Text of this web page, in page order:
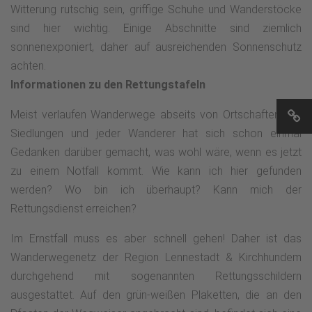
Talabschnitt.Nach rund 170 Metern entlang der K19, die man
talwärts linker Hand läuft, wird die Straße überquert. Ein
befestigter Weg führt dann bergan zum nächsten Hang. Bald
flacht der Weg ab und die Markierung „Z“ leitet weiter bis
nach Varste. Dort folgt man der weißen Raute auf der
Straße „Zur Kophelle“ bis zum Wanderparkplatz
Wegescheid. Ab hier übernimmt ein Zuweg des
Rothaarsteigs (RHS) die Wegführung.Nach Überqueren einer
Kuppe beginnt ein steiler Abstieg auf schmalem Naturpfad
nach Wirme. An der Kirche quert man die L728 und steigt auf
einer Anliegerstraße steil zum Waldrand. Dort setzt sich die
Der 7-Schmerzen-Weg zweigt unterwegs ab und bietet als
Naturpfad eine ruhigere Alternative zur Straße.Nach
Besichtigung der barocken Kirche folgt man dem RHS-
Zuweg weiter bergan. Von der Anhöhe bietet sich ein
Witterung rutschig sein, griffige Schuhe und Wanderstöcke
sind hier wichtig. Einige Abschnitte sind ziemlich
sonnenexponiert, daher auf ausreichenden Sonnenschutz
achten.
Informationen zu den Rettungstafeln
Meist verlaufen Wanderwege abseits von Ortschaften und
Siedlungen und jeder Wanderer hat sich schon einmal
Gedanken darüber gemacht, was wohl wäre, wenn es jetzt
zu einem Notfall kommt. Wie kann ich hier gefunden
werden? Wo bin ich überhaupt? Kann mich der
Rettungsdienst erreichen?
Im Ernstfall muss es aber schnell gehen! Daher ist das
Wanderwegenetz der Region Lennestadt & Kirchhundem
durchgehend mit sogenannten Rettungsschildern
ausgestattet. Auf den grün-weißen Plaketten, die an den